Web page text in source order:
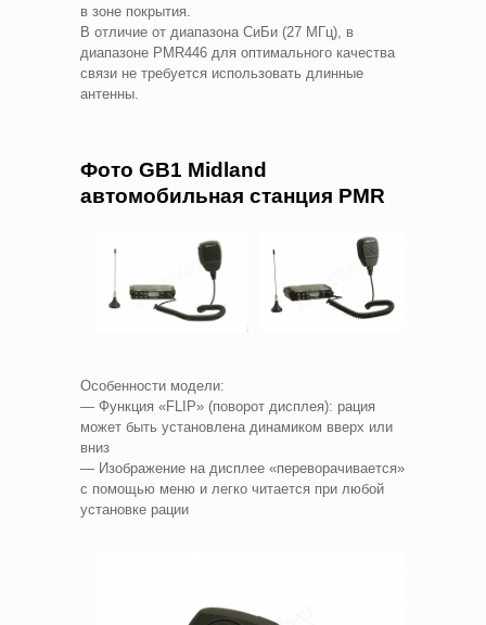
в зоне покрытия.
В отличие от диапазона СиБи (27 МГц), в
диапазоне PMR446 для оптимального качества
связи не требуется использовать длинные
антенны.
Фото GB1 Midland
автомобильная станция PMR
Особенности модели:
— Функция «FLIP» (поворот дисплея): рация
может быть установлена динамиком вверх или
вниз
— Изображение на дисплее «переворачивается»
с помощью меню и легко читается при любой
установке рации